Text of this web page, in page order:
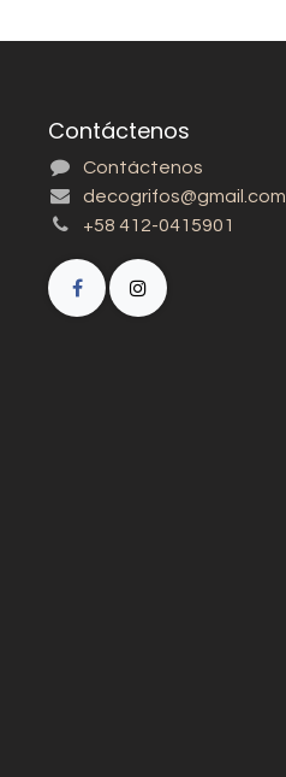
Contáctenos
Contáctenos
decogrifos@gmail.com
+58 412-0415901